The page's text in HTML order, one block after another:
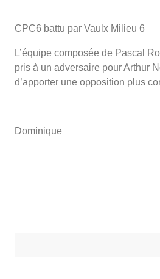
CPC6 battu par Vaulx
L’équipe composée de Pascal
pris à un adversaire pour Arthur
d’apporter une opposition plus
Dominique